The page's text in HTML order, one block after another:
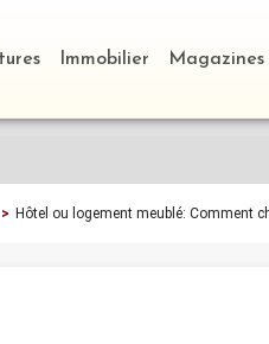
Immobilier Magazines
>